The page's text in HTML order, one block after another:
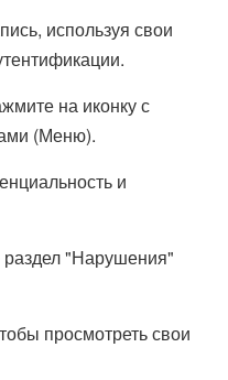
используя свои
на иконку с
(Меню).
и
раздел "Нарушения"
просмотреть свои